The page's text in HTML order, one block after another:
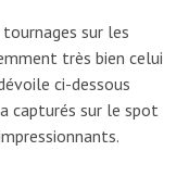
sur les
très bien celui
ci-dessous
capturés sur le spot